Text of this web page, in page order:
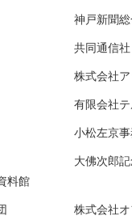
神戸新聞
共同通信社
株式会社
有限会社
小松左京
料館
大佛次郎
株式会社